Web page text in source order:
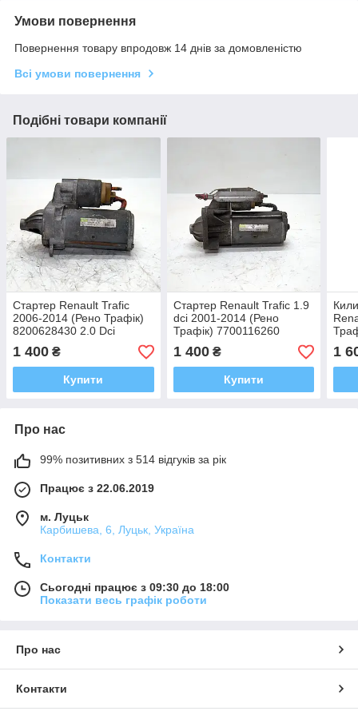
Умови повернення
Повернення товару впродовж 14 днів за домовленістю
Всі умови повернення
Подібні товари компанії
Стартер Renault Trafic
2006-2014 (Рено Трафік)
8200628430 2.0 Dci
1 400 ₴
Купити
Стартер Renault Trafic 1.9
dci 2001-2014 (Рено
Трафік) 7700116260
1 400₴
Купити
1
Про нас
99% позитивних з 514 відгуків за рік
Працює з 22.06.2019
м. Луцьк
Карбишева, 6, Луцьк, Україна
Контакти
Сьогодні працює з 09:30 до 18:00
Показати весь графік роботи
Про нас
Контакти